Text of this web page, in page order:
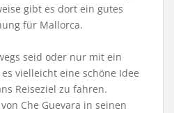
gibt es dort ein gutes
für Mallorca.
seid oder nur mit ein
vielleicht eine schöne Idee
Reiseziel zu fahren.
Che Guevara in seinen